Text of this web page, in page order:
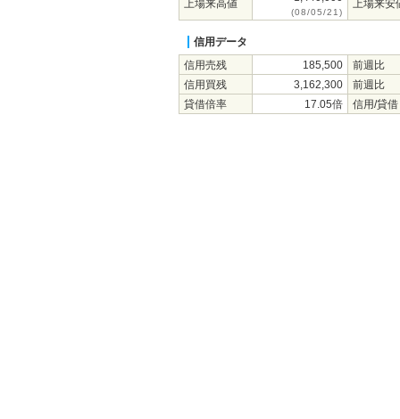
上場来高値
(08/05/21)
上場来安
信用データ
信用売残
185,500
前週比
信用買残
3,162,300
前週比
貸借倍率
17.05倍 信用/貸借